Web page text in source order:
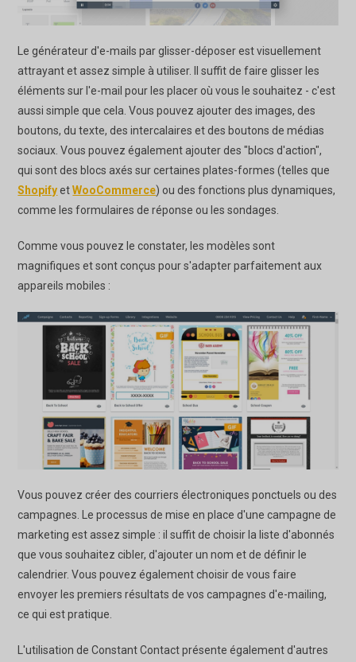
Le générateur d'e-mails par glisser-déposer est visuellement
attrayant et assez simple à utiliser. Il suffit de faire glisser les
éléments sur l'e-mail pour les placer où vous le souhaitez - c'est
aussi simple que cela. Vous pouvez ajouter des images, des
boutons, du texte, des intercalaires et des boutons de médias
sociaux. Vous pouvez également ajouter des "blocs d'action",
qui sont des blocs axés sur certaines plates-formes (telles que
ShopifyetWooCommerce) ou des fonctions plus dynamiques,
comme les formulaires de réponse ou les sondages.
Comme vous pouvez le constater, les modèles sont
magnifiques et sont conçus pour s'adapter parfaitement aux
appareils mobiles :
Vous pouvez créer des courriers électroniques ponctuels ou des
campagnes. Le processus de mise en place d'une campagne de
marketing est assez simple : il suffit de choisir la liste d'abonnés
que vous souhaitez cibler, d'ajouter un nom et de définir le
calendrier. Vous pouvez également choisir de vous faire
envoyer les premiers résultats de vos campagnes d'e-mailing,
ce qui est pratique.
L'utilisation de Constant Contact présente également d'autres